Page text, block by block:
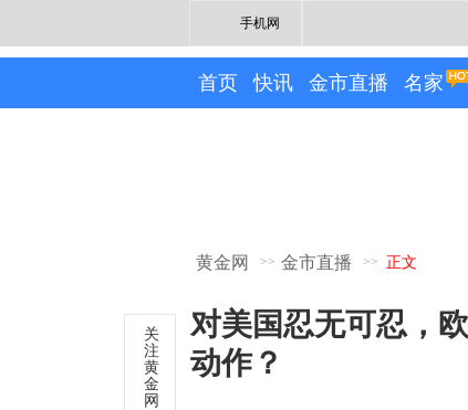
手机网
首页 快讯 金市直播 名家
黄金网 >> 金市直播 >> 正文
对美国忍无可忍，
动作？
关
注
黄
金
网